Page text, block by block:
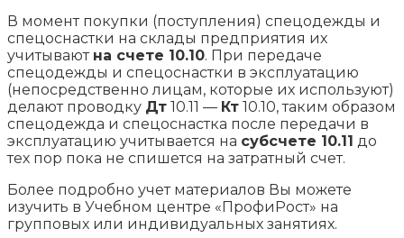
В момент покупки (поступления) спецодежды и
спецоснастки на склады предприятия их
учитывают на счете 10.10. При передаче
спецодежды и спецоснастки в эксплуатацию
(непосредственно лицам, которые их используют)
делают проводку Дт 10.11 — Кт 10.10, таким образом
спецодежда и спецоснастка после передачи в
эксплуатацию учитывается на субсчете 10.11 до
тех пор пока не спишется на затратный счет.
Более подробно учет материалов Вы можете
изучить в Учебном центре «ПрофиРост» на
групповых или индивидуальных занятиях.